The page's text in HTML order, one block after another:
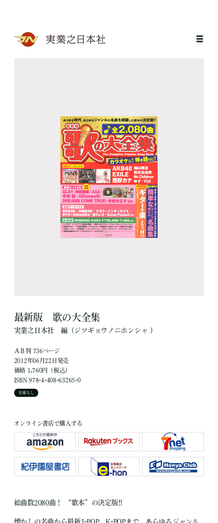
最新版 歌の大全集
実業之日本社 編（ジツギョウノニホンシャ ）
ＡＢ判 736ページ
2012年06月22日発売
価格 1,760円（税込）
ISBN 978-4-408-63265-0
在庫なし
オンライン書店で購入する
総曲数2080曲！ “歌本”の決定版!!